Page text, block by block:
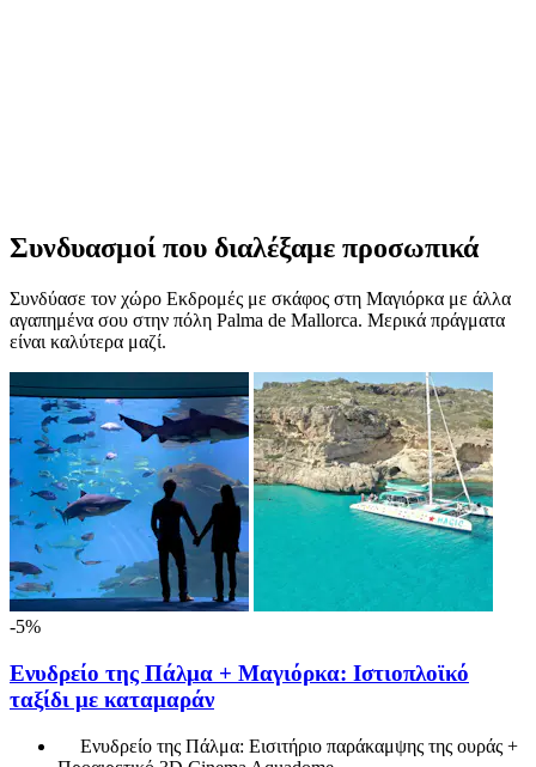
Συνδυασμοί που διαλέξαμε προσωπικά
Συνδύασε τον χώρο Εκδρομές με σκάφος στη Μαγιόρκα με άλλα
αγαπημένα σου στην πόλη Palma de Mallorca. Μερικά πράγματα
είναι καλύτερα μαζί.
-5%
Ενυδρείο της Πάλμα + Μαγιόρκα: Ιστιοπλοϊκό
ταξίδι με καταμαράν
Ενυδρείο της Πάλμα: Εισιτήριο παράκαμψης της ουράς +